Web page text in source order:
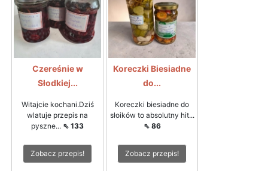
Czereśnie w
Słodkiej...
Witajcie kochani.Dziś
wlatuje przepis na
pyszne... ⇖ 133
Zobacz przepis!
Koreczki Biesiadne
do...
Koreczki biesiadne do
słoików to absolutny hit...
⇖ 86
Zobacz przepis!